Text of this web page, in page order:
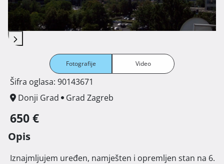
Fotografije Video
Šifra oglasa: 90143671
Donji Grad
Grad Zagreb
650 €
Opis